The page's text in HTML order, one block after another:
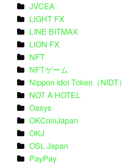
JVCEA
LIGHT FX
LINE BITMAX
LION FX
NFT
NFTゲーム
Nippon Idol Token（NIDT）
NOT A HOTEL
Oasys
OKCoinJapan
OKJ
OSL Japan
PayPay